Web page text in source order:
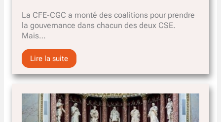
La CFE-CGC a monté des coalitions pour prendre
la gouvernance dans chacun des deux CSE.
Mais…
Lire la suite